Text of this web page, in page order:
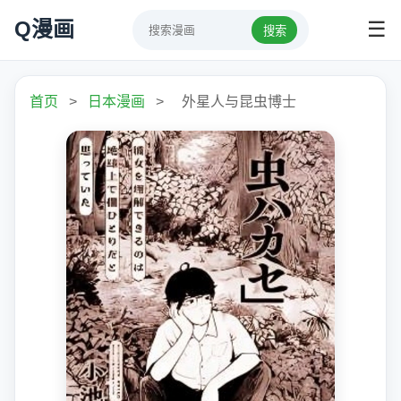
Q漫画 搜索 ☰
首页 > 日本漫画 > 外星人与昆虫博士